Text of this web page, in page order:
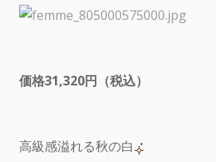
価格31,320円（税込）
高級感溢れる秋の白